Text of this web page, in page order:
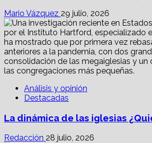
Mario Vázquez 29 julio, 2026
Análisis y opinión
Destacadas
La dinámica de las iglesias
Redacción 28 julio, 2026